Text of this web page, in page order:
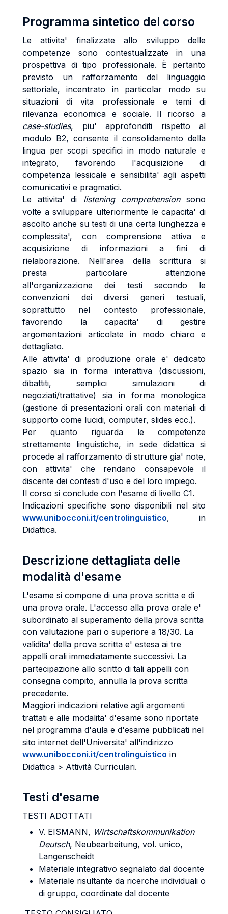
Programma sintetico del corso
Le attivita' finalizzate allo sviluppo delle
competenze sono contestualizzate in una
prospettiva di tipo professionale. È pertanto
previsto un rafforzamento del linguaggio
settoriale, incentrato in particolar modo su
situazioni di vita professionale e temi di
rilevanza economica e sociale. Il ricorso a
case-studies, piu' approfonditi rispetto al
modulo B2, consente il consolidamento della
lingua per scopi specifici in modo naturale e
integrato, favorendo l'acquisizione di
competenza lessicale e sensibilita' agli aspetti
comunicativi e pragmatici.
Le attivita' di listening comprehensionsono
volte a sviluppare ulteriormente le capacita' di
ascolto anche su testi di una certa lunghezza e
complessita', con comprensione attiva e
acquisizione di informazioni a fini di
rielaborazione. Nell'area della scrittura si
presta particolare attenzione
all'organizzazione dei testi secondo le
convenzioni dei diversi generi testuali,
soprattutto nel contesto professionale,
favorendo la capacita' di gestire
argomentazioni articolate in modo chiaro e
dettagliato.
Alle attivita' di produzione orale e' dedicato
spazio sia in forma interattiva (discussioni,
dibattiti, semplici simulazioni di
negoziati/trattative) sia in forma monologica
(gestione di presentazioni orali con materiali di
supporto come lucidi, computer, slides ecc.).
Per quanto riguarda le competenze
strettamente linguistiche, in sede didattica si
procede al rafforzamento di strutture gia' note,
con attivita' che rendano consapevole il
discente dei contesti d'uso e del loro impiego.
Il corso si conclude con l'esame di livello C1.
Indicazioni specifiche sono disponibili nel sito
www.unibocconi.it/centrolinguistico, in
Didattica.
Descrizione dettagliata delle
modalità d'esame
L'esame si compone di una prova scritta e di
una prova orale. L'accesso alla prova orale e'
subordinato al superamento della prova scritta
con valutazione pari o superiore a 18/30. La
validita' della prova scritta e' estesa ai tre
appelli orali immediatamente successivi. La
partecipazione allo scritto di tali appelli con
consegna compito, annulla la prova scritta
precedente.
Maggiori indicazioni relative agli argomenti
trattati e alle modalita' d'esame sono riportate
nel programma d'aula e d'esame pubblicati nel
sito internet dell'Universita' all'indirizzo
www.unibocconi.it/centrolinguistico in
Didattica > Attività Curriculari.
Testi d'esame
TESTI ADOTTATI
V. EISMANN, Wirtschaftskommunikation
Deutsch, Neubearbeitung, vol. unico,
Langenscheidt
Materiale integrativo segnalato dal docente
Materiale risultante da ricerche individuali o
di gruppo, coordinate dal docente